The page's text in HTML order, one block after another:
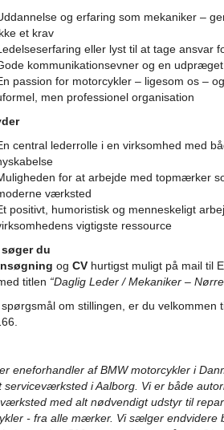
og erfaring som mekaniker –
et krav
eller lyst til at tage ansvar
kommunikationsevner og en
passion for motorcykler – ligesom os –
men professionel organisation
central lederrolle i en virksomhed med
for at arbejde med topmærker
værksted
positivt, humoristisk og menneskeligt
vigtigste ressource
du
og CV hurtigst muligt på mail til
titlen “Daglig Leder / Mekaniker –
om stillingen, er du velkommen
eneforhandler af BMW motorcykler i
serviceværksted i Aalborg. Vi er både
med alt nødvendigt udstyr til
- fra alle mærker. Vi sælger endvidere